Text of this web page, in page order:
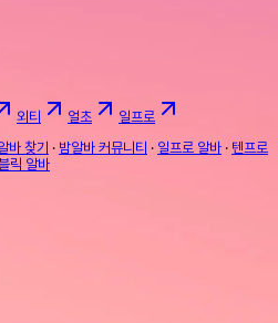
외티 얼초
일프로
바 찾기 · 밤알바 커뮤니티 · 일프로 알바 · 텐프로
릭 알바